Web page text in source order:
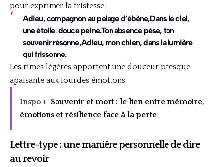
pour exprimer la tristesse :
Adieu, compagnon au pelage d’ébène,Dans le ciel,
une étoile, douce peine.Ton absence pèse, ton
souvenir résonne,Adieu, mon chien, dans la lumière
qui frissonne.
Les rimes légères apportent une douceur presque
apaisante aux lourdes émotions.
Inspo + Souvenir et mort : le lien entre mémoire,
émotions et résilience face à la perte
Lettre-type : une manière personnelle de dire
au revoir